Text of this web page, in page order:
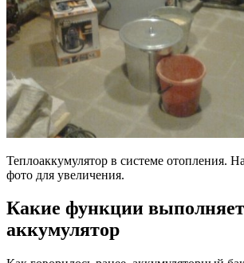
Теплоаккумулятор в системе отопления.
фото для увеличения.
Какие функции
аккумулятор